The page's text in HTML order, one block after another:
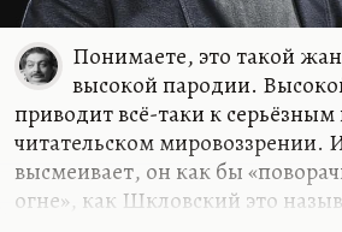
Понимаете, это такой
высокой пародии.
приводит всё-таки к
читательском мировоззрении.
высмеивает, он как бы
огне», как Шкловский это